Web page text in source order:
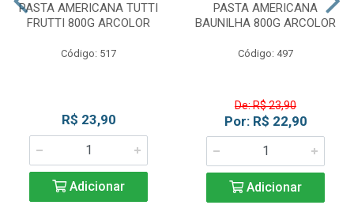
PASTA AMERICANA TUTTI
FRUTTI 800G ARCOLOR
Código: 517
R$ 23,90
Adicionar
PASTA AMERICANA
BAUNILHA 800G ARCOLOR
Código: 497
De: R$ 23,90
Por: R$ 22,90
Adicionar